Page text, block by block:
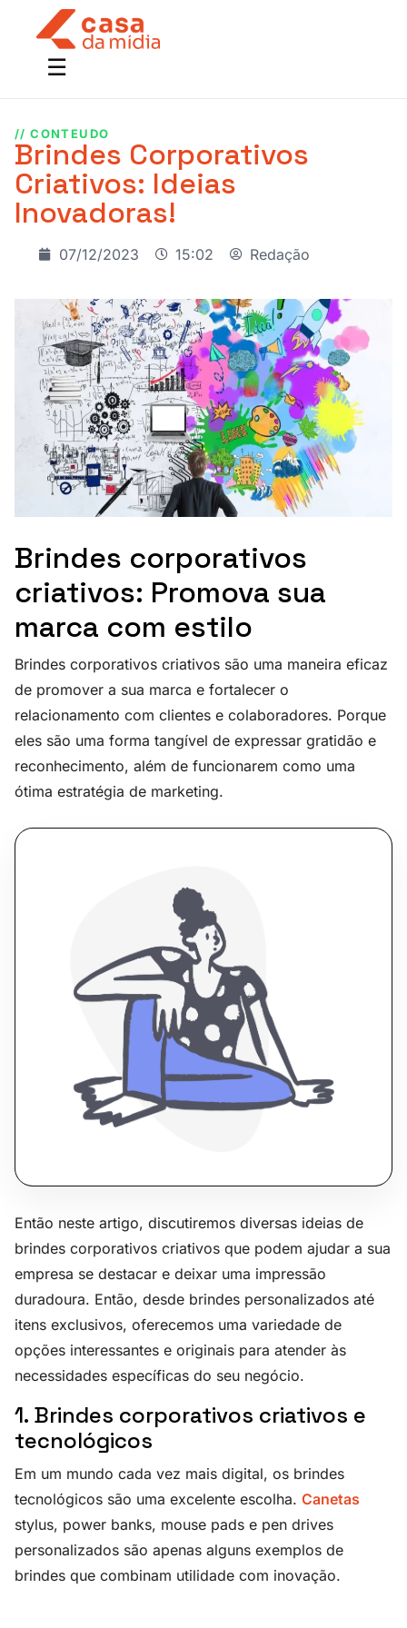
// CONTEUDO
Brindes Corporativos
Criativos: Ideias
Inovadoras!
07/12/2023 15:02 Redação
Brindes corporativos
criativos: Promova sua
marca com estilo
Brindes corporativos criativos são uma maneira eficaz
de promover a sua marca e fortalecer o
relacionamento com clientes e colaboradores. Porque
eles são uma forma tangível de expressar gratidão e
reconhecimento, além de funcionarem como uma
ótima estratégia de marketing.
Então neste artigo, discutiremos diversas ideias de
brindes corporativos criativos que podem ajudar a sua
empresa se destacar e deixar uma impressão
duradoura. Então, desde brindes personalizados até
itens exclusivos, oferecemos uma variedade de
opções interessantes e originais para atender às
necessidades específicas do seu negócio.
1. Brindes corporativos criativos e
tecnológicos
Em um mundo cada vez mais digital, os brindes
tecnológicos são uma excelente escolha. Canetas
stylus, power banks, mouse pads e pen drives
personalizados são apenas alguns exemplos de
brindes que combinam utilidade com inovação.